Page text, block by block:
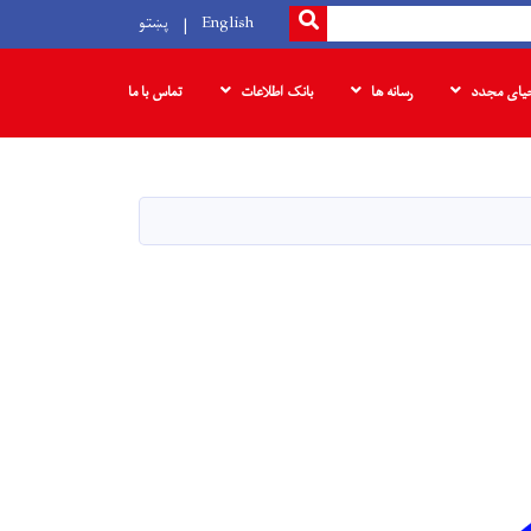
SEARCH
English پښتو
مجدد رسانه ها بانک‌ اطلاعات تماس با ما